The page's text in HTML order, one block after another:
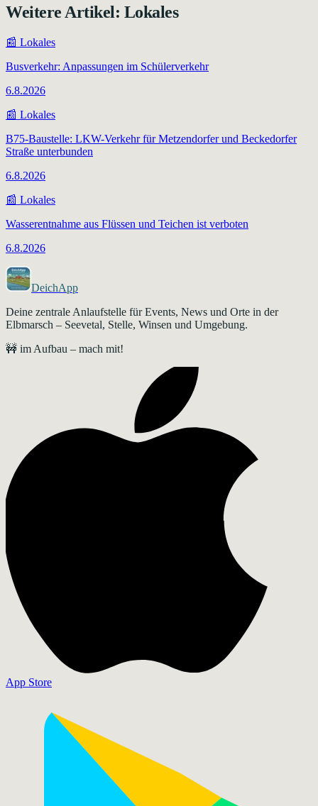
Weitere Artikel: Lokales
📰 Lokales
Busverkehr: Anpassungen im Schülerverkehr
6.8.2026
📰 Lokales
B75-Baustelle: LKW-Verkehr für Metzendorfer und Beckedorfer
Straße unterbunden
6.8.2026
📰 Lokales
Wasserentnahme aus Flüssen und Teichen ist verboten
6.8.2026
DeichApp
Deine zentrale Anlaufstelle für Events, News und Orte in der
Elbmarsch – Seevetal, Stelle, Winsen und Umgebung.
🚧 im Aufbau – mach mit!
App Store